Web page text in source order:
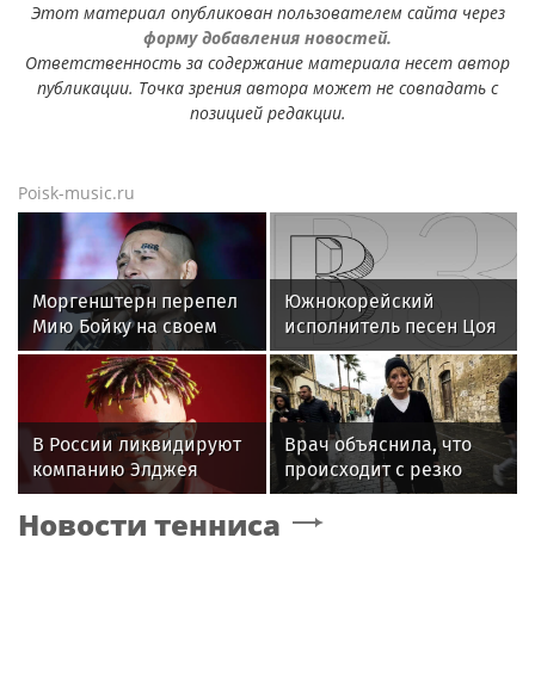
Этот материал опубликован пользователем сайта через
форму добавления новостей.
Ответственность за содержание материала несет автор
публикации. Точка зрения автора может не совпадать с
позицией редакции.
Poisk-music.ru
Моргенштерн перепел
Мию Бойку на своем
концерте
Южнокорейский
исполнитель песен Цоя
Сон Вон Соп захотел
провести отпуск в
России
В России ликвидируют
компанию Элджея
Врач объяснила, что
происходит с резко
похудевшей Пугачёвой:
"Вылечить уже нельзя"
Новости тенниса